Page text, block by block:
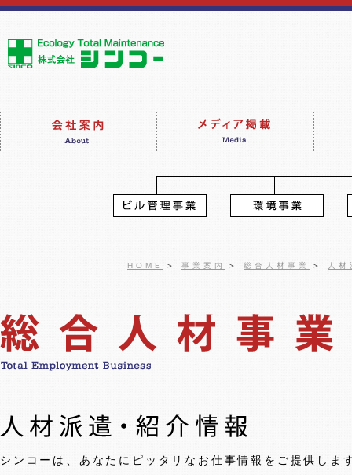
HOME ＞ 事業案内 ＞ 総合人材事業 ＞ 人
シンコーは、あなたにピッタリなお仕事情報をご提供しま